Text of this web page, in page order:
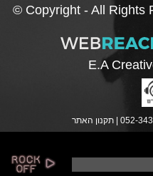
© Copyright - All Rights
E.A
תקנון האתר